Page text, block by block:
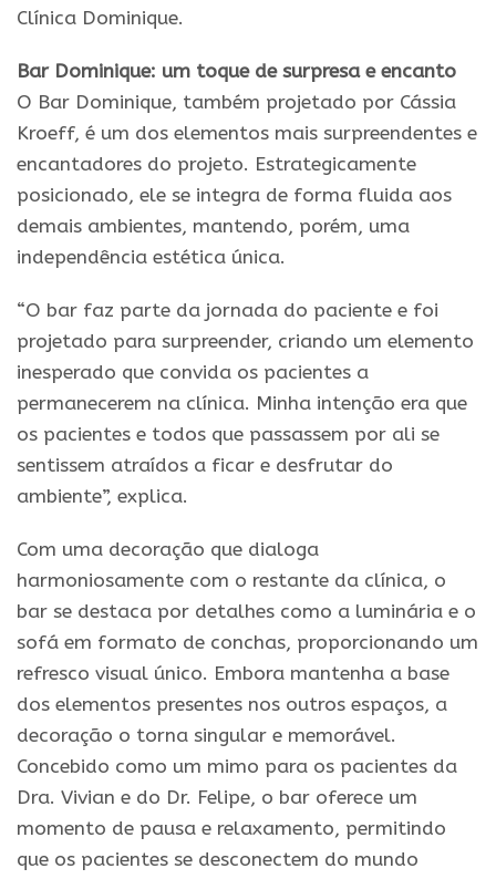
Clínica Dominique.
Bar Dominique: um toque de surpresa e encanto
O Bar Dominique, também projetado por Cássia
Kroeff, é um dos elementos mais surpreendentes e
encantadores do projeto. Estrategicamente
posicionado, ele se integra de forma fluida aos
demais ambientes, mantendo, porém, uma
independência estética única.
“O bar faz parte da jornada do paciente e foi
projetado para surpreender, criando um elemento
inesperado que convida os pacientes a
permanecerem na clínica. Minha intenção era que
os pacientes e todos que passassem por ali se
sentissem atraídos a ficar e desfrutar do
ambiente”, explica.
Com uma decoração que dialoga
harmoniosamente com o restante da clínica, o
bar se destaca por detalhes como a luminária e o
sofá em formato de conchas, proporcionando um
refresco visual único. Embora mantenha a base
dos elementos presentes nos outros espaços, a
decoração o torna singular e memorável.
Concebido como um mimo para os pacientes da
Dra. Vivian e do Dr. Felipe, o bar oferece um
momento de pausa e relaxamento, permitindo
que os pacientes se desconectem do mundo